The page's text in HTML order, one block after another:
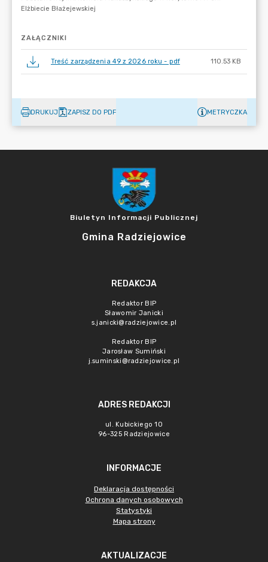
ZAŁĄCZNIKI
Treść zarządzenia 49 z 2026 roku - pdf 110.53 KB
DRUKUJ ZAPISZ DO PDF METRYCZKA
Biuletyn Informacji Publicznej
Gmina Radziejowice
REDAKCJA
Redaktor BIP
Sławomir Janicki
s.janicki@radziejowice.pl
Redaktor BIP
Jarosław Sumiński
j.suminski@radziejowice.pl
ADRES REDAKCJI
ul. Kubickiego 10
96-325 Radziejowice
INFORMACJE
Deklaracja dostępności
Ochrona danych osobowych
Statystyki
Mapa strony
AKTUALIZACJE